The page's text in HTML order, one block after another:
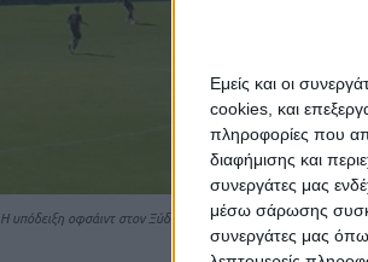
Εμείς και οι
cookies, και
πληροφορίες που
διαφήμισης και
συνεργάτες μας
μέσω σάρωσης
συνεργάτες μας
Η υπόδειξη οφσάιντ στον Ξύδα από τον Καραβασσαϊδη.